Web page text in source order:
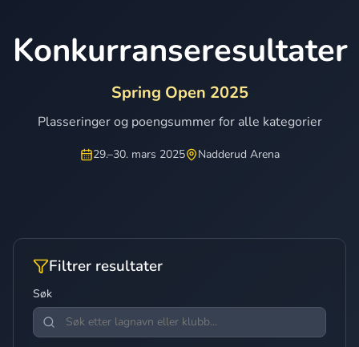
Konkurranseresultater
Spring Open 2025
Plasseringer og poengsummer for alle kategorier
29.–30. mars 2025 Nadderud Arena
Filtrer resultater
Søk